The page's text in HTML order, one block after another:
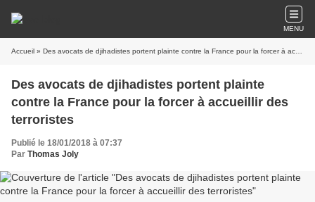
MENU
Accueil » Des avocats de djihadistes portent plainte contre la France pour la forcer à accueillir des terroristes
Des avocats de djihadistes portent plainte
contre la France pour la forcer à accueillir des
terroristes
Publié le 18/01/2018 à 07:37
Par Thomas Joly